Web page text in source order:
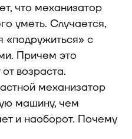
что механизатор
уметь. Случается,
«подружиться» с
Причем это
возраста.
механизатор
машину, чем
и наоборот. Почему